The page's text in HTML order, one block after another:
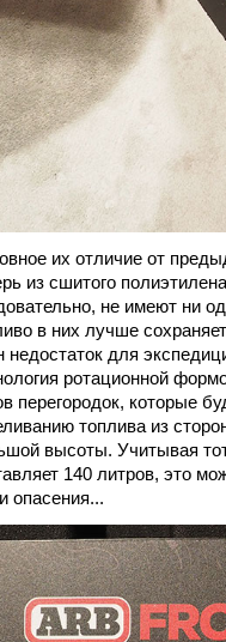
их отличие от
из сшитого
не имеют ни
в них лучше
недостаток для
ротационной
перегородок, которые
топлива из
высоты. Учитывая
140 литров, это
опасения...